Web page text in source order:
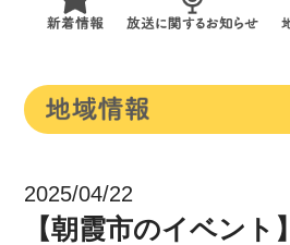
2025/04/22
【朝霞市のイベント